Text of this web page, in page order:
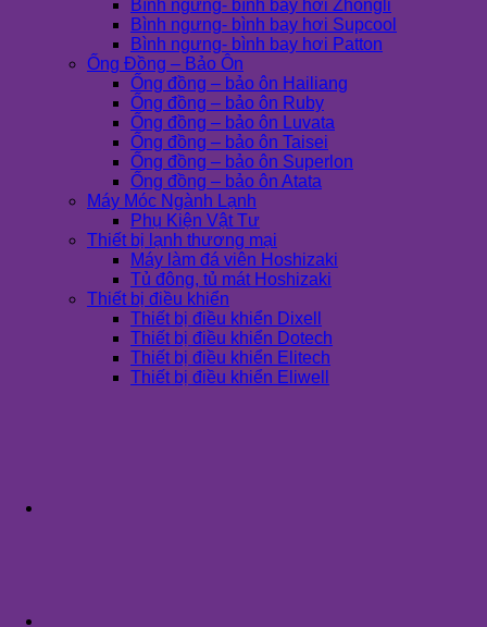
Bình ngưng- bình bay hơi Zhongli
Bình ngưng- bình bay hơi Supcool
Bình ngưng- bình bay hơi Patton
Ống Đồng – Bảo Ôn
Ống đồng – bảo ôn Hailiang
Ống đồng – bảo ôn Ruby
Ống đồng – bảo ôn Luvata
Ống đồng – bảo ôn Taisei
Ống đồng – bảo ôn Superlon
Ống đồng – bảo ôn Atata
Máy Móc Ngành Lạnh
Phụ Kiện Vật Tư
Thiết bị lạnh thương mại
Máy làm đá viên Hoshizaki
Tủ đông, tủ mát Hoshizaki
Thiết bị điều khiển
Thiết bị điều khiển Dixell
Thiết bị điều khiển Dotech
Thiết bị điều khiển Elitech
Thiết bị điều khiển Eliwell